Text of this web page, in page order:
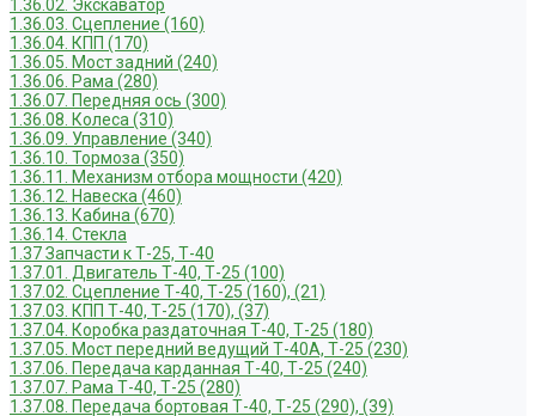
1.36.02. Экскаватор
1.36.03. Сцепление (160)
1.36.04. КПП (170)
1.36.05. Мост задний (240)
1.36.06. Рама (280)
1.36.07. Передняя ось (300)
1.36.08. Колеса (310)
1.36.09. Управление (340)
1.36.10. Тормоза (350)
1.36.11. Механизм отбора мощности (420)
1.36.12. Навеска (460)
1.36.13. Кабина (670)
1.36.14. Стекла
1.37 Запчасти к Т-25, Т-40
1.37.01. Двигатель Т-40, Т-25 (100)
1.37.02. Сцепление Т-40, Т-25 (160), (21)
1.37.03. КПП Т-40, Т-25 (170), (37)
1.37.04. Коробка раздаточная Т-40, Т-25 (180)
1.37.05. Мост передний ведущий Т-40А, Т-25 (230)
1.37.06. Передача карданная Т-40, Т-25 (240)
1.37.07. Рама Т-40, Т-25 (280)
1.37.08. Передача бортовая Т-40, Т-25 (290), (39)